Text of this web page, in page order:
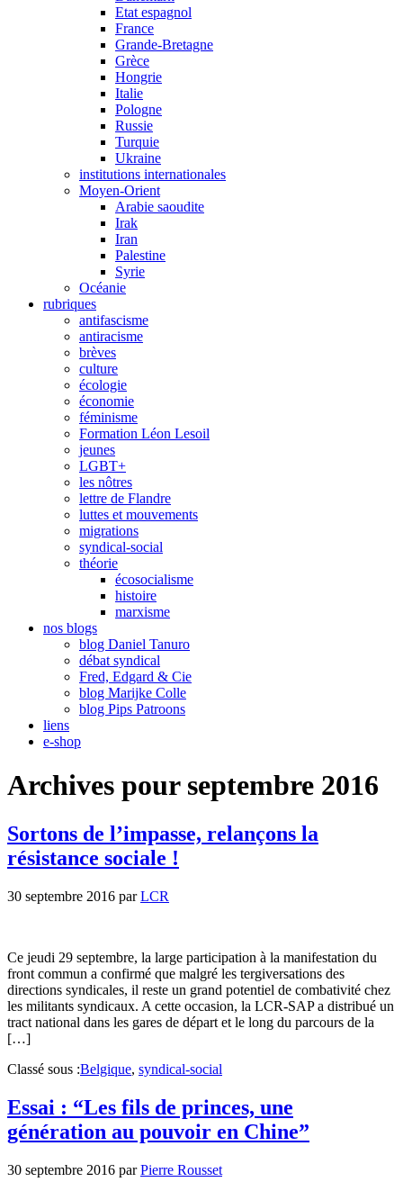
Etat espagnol
France
Grande-Bretagne
Grèce
Hongrie
Italie
Pologne
Russie
Turquie
Ukraine
institutions internationales
Moyen-Orient
Arabie saoudite
Irak
Iran
Palestine
Syrie
Océanie
rubriques
antifascisme
antiracisme
brèves
culture
écologie
économie
féminisme
Formation Léon Lesoil
jeunes
LGBT+
les nôtres
lettre de Flandre
luttes et mouvements
migrations
syndical-social
théorie
écosocialisme
histoire
marxisme
nos blogs
blog Daniel Tanuro
débat syndical
Fred, Edgard & Cie
blog Marijke Colle
blog Pips Patroons
liens
e-shop
Archives pour septembre 2016
Sortons de l’impasse, relançons la
résistance sociale !
30 septembre 2016 parLCR
Ce jeudi 29 septembre, la large participation à la manifestation du
front commun a confirmé que malgré les tergiversations des
directions syndicales, il reste un grand potentiel de combativité chez
les militants syndicaux. A cette occasion, la LCR-SAP a distribué un
tract national dans les gares de départ et le long du parcours de la
[…]
Classé sous :Belgique, syndical-social
Essai : “Les fils de princes, une
génération au pouvoir en Chine”
30 septembre 2016 parPierre Rousset